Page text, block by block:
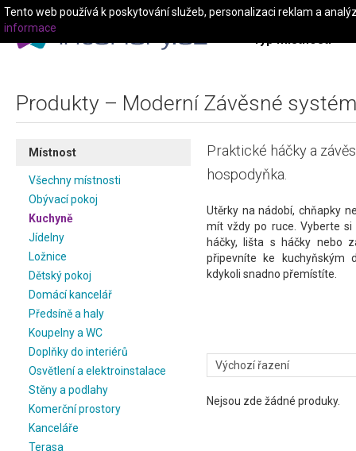
Typ místnosti
Produkty – Moderní Závěsné
Místnost
Všechny místnosti
Obývací pokoj
Kuchyně
Jídelny
Ložnice
Dětský pokoj
Domácí kancelář
Předsíně a haly
Koupelny a WC
Doplňky do interiérů
Osvětlení a elektroinstalace
Stěny a podlahy
Komerční prostory
Kanceláře
Terasa
Praktické háčky a
hospodyňka.
Utěrky na nádobí, chňapky
mít vždy po ruce. Vyberte
háčky, lišta s háčky nebo
připevníte ke kuchyňským
kdykoli snadno přemístíte.
Nejsou zde žádné produky.
Tento web používá k poskytování služeb, personalizaci reklam a
informace